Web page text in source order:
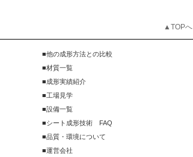
▲TOPへ
他の成形方法との比較
材質一覧
成形実績紹介
工場見学
設備一覧
シート成形技術 FAQ
品質・環境について
運営会社